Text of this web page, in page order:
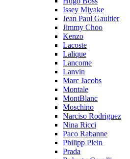
Issey Miyake
Jean Paul Gaultier
Jimmy Choo
Kenzo
Lacoste
Lalique
Lancome
Lanvin
Marc Jacobs
Montale
MontBlanc
Moschino
Narciso Rodriguez
Nina Ricci
Paco Rabanne
Philipp Plein
Prada